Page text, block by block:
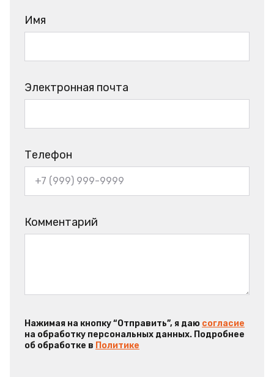
Имя
Электронная почта
Телефон
Комментарий
Нажимая на кнопку “Отправить”, я даю согласие
на обработку персональных данных. Подробнее
об обработке в Политике